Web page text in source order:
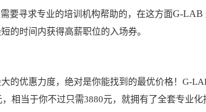
要寻求专业的培训机构帮助的，在这方面G-LAB
的时间内获得高薪职位的入场券。
的优惠力度，绝对是你能找到的最优价格！G-
相当于你不过只需3880元，就拥有了全套专业